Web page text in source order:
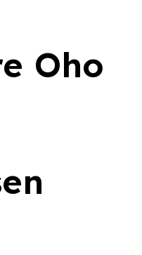
Oho